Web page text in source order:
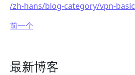
/zh-hans/blog-category/vpn-basic
前一个
最新博客